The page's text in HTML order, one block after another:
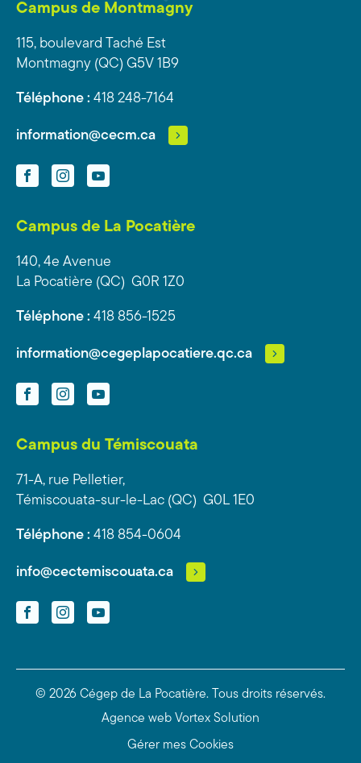
Campus de Montmagny
115, boulevard Taché Est
Montmagny (QC) G5V 1B9
Téléphone : 418 248-7164
information@cecm.ca
FacebookInstagramYouTube
Campus de La Pocatière
140, 4e Avenue
La Pocatière (QC) G0R 1Z0
Téléphone : 418 856-1525
information@cegeplapocatiere.qc.ca
FacebookInstagramYouTube
Campus du Témiscouata
71-A, rue Pelletier,
Témiscouata-sur-le-Lac (QC) G0L 1E0
Téléphone : 418 854-0604
info@cectemiscouata.ca
FacebookInstagramYouTube
© 2026 Cégep de La Pocatière.
Tous droits réservés.
Agence web Vortex Solution
Gérer mes Cookies